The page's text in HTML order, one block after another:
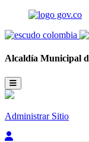
Alcaldía Municipal
Administrar Sitio